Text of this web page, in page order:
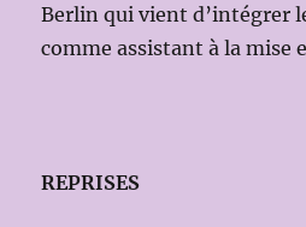
Berlin qui vient d’intégrer
comme assistant à la mise
REPRISES